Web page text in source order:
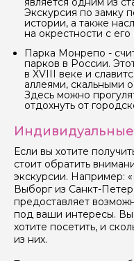
Экскурсия по замку
истории, а также
на окрестности с его
Парка Монрепо -
парков в России.
в XVIII веке и
аллеями, скальными
Здесь можно
отдохнуть от
Если вы хотите
стоит обратить
экскурсии. Например:
Выборг из Санкт-
предоставляет
под ваши интересы. Вы
хотите посетить, и
из них.
Я даю своё
данных